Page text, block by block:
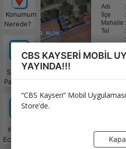
Konumum
Nerede?
Satılacak
Parseller
Nöbetçi
Eczaneler
Adı :
İlçe
:
Mahalle :
Tel
:
:
:
CBS KAYSERİ MOBİL
YAYINDA!!!
“CBS Kayseri” Mobil
Store’de.